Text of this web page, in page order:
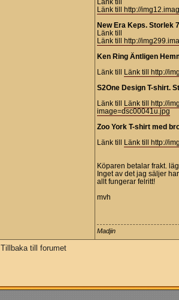
Länk till
Länk till http://
New Era Keps. Storlek
Länk till
Länk till http://
Ken Ring Äntligen
Länk till Länk till http://
S2One Design T-shirt.
Länk till
Länk till http://
image=dsc00041u.jpg
Zoo York T-shirt med
Länk till Länk till http://
Köparen betalar frakt.
Inget av det jag säljer
allt fungerar felritt!
mvh
Madjin
Tillbaka till forumet